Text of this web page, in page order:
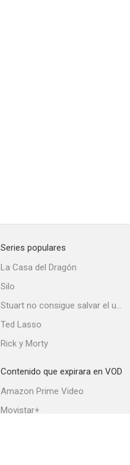
Series populares
La Casa del Dragón
Silo
Stuart no consigue salvar el universo
Ted Lasso
Rick y Morty
Contenido que expirara en VOD
Amazon Prime Video
Movistar+